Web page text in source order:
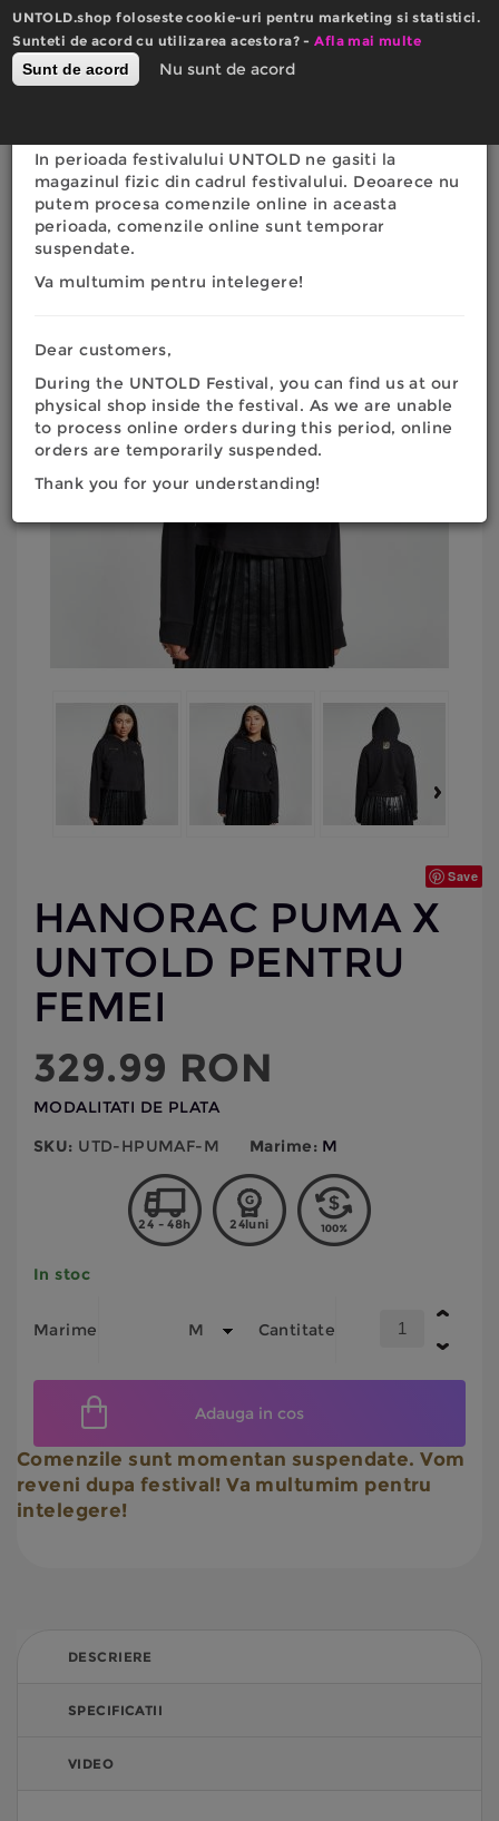
UNTOLD.shop foloseste cookie-uri pentru marketing si statistici.
Sunteti de acord cu utilizarea acestora? -Afla mai multe
Sunt de acord Nu sunt de acord
Mergi
la
conţinutul
principal
0
Română
Eşti
aici
Acasa | Fashion | Barbati | Hanorace | Hanorac PUMA x
UNTOLD pentru femei
Save
HANORAC PUMA X
UNTOLD PENTRU
FEMEI
329.99 RON
MODALITATI DE PLATA
SKU: UTD-HPUMAF-M Marime: M
24 - 48h 24luni
In stoc
Cantitate
Marime
Adauga in cos
Comenzile sunt momentan suspendate. Vom
reveni dupa festival! Va multumim pentru
intelegere!
DESCRIERE
SPECIFICATII
VIDEO
Actualizare website
In perioada festivalului UNTOLD ne gasiti la
magazinul fizic din cadrul festivalului. Deoarece nu
putem procesa comenzile online in aceasta
perioada, comenzile online sunt temporar
suspendate.
Va multumim pentru intelegere!
Dear customers,
During the UNTOLD Festival, you can find us at our
physical shop inside the festival. As we are unable
to process online orders during this period, online
orders are temporarily suspended.
Thank you for your understanding!